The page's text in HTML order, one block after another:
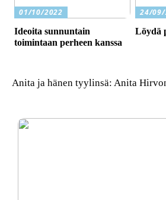
01/10/2022
Ideoita sunnuntain
toimintaan perheen kanssa
24/09/
Löydä
Anita ja hänen tyylinsä: Anita